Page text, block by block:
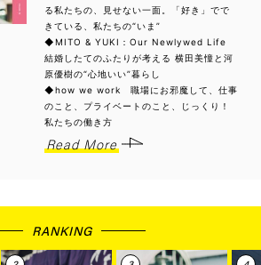
る私たちの、見せない一面。「好き」でで
きている、私たちの“いま”
◆MITO & YUKI：Our Newlywed Life
結婚したてのふたりが考える 横田美憧と河
原優樹の“心地いい”暮らし
◆how we work 職場にお邪魔して、仕事
のこと、プライベートのこと、じっくり！
私たちの働き方
Read More
RANKING